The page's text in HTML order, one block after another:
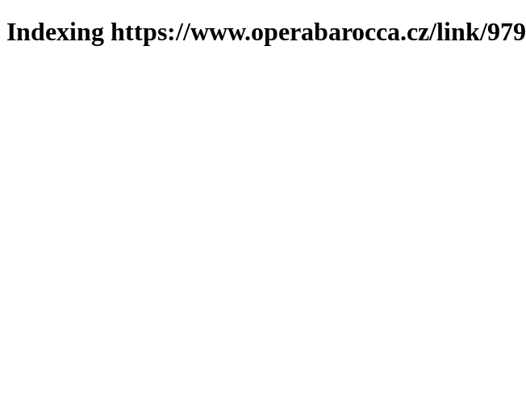
Indexing https://www.operabarocca.cz/link/979